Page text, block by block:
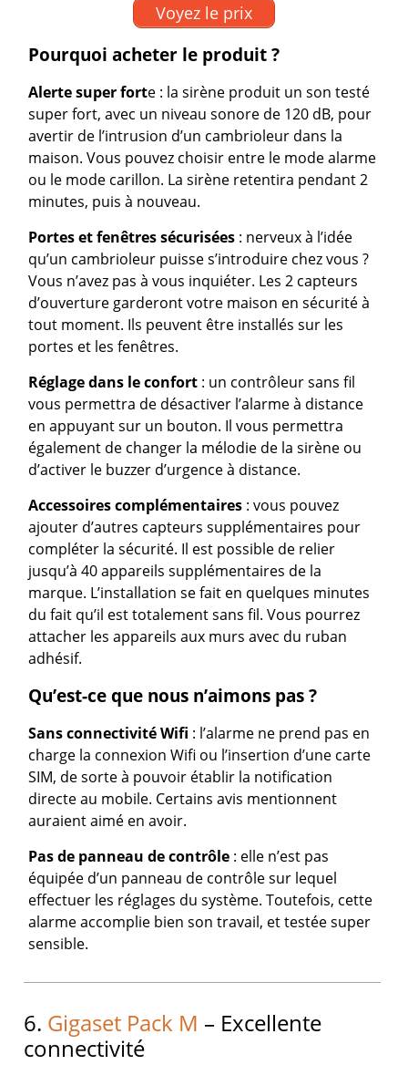
Voyez le prix
Pourquoi acheter le produit ?
Alerte super forte : la sirène produit un son testé
super fort, avec un niveau sonore de 120 dB, pour
avertir de l’intrusion d’un cambrioleur dans la
maison. Vous pouvez choisir entre le mode alarme
ou le mode carillon. La sirène retentira pendant 2
minutes, puis à nouveau.
Portes et fenêtres sécurisées : nerveux à l’idée
qu’un cambrioleur puisse s’introduire chez vous ?
Vous n’avez pas à vous inquiéter. Les 2 capteurs
d’ouverture garderont votre maison en sécurité à
tout moment. Ils peuvent être installés sur les
portes et les fenêtres.
Réglage dans le confort : un contrôleur sans fil
vous permettra de désactiver l’alarme à distance
en appuyant sur un bouton. Il vous permettra
également de changer la mélodie de la sirène ou
d’activer le buzzer d’urgence à distance.
Accessoires complémentaires : vous pouvez
ajouter d’autres capteurs supplémentaires pour
compléter la sécurité. Il est possible de relier
jusqu’à 40 appareils supplémentaires de la
marque. L’installation se fait en quelques minutes
du fait qu’il est totalement sans fil. Vous pourrez
attacher les appareils aux murs avec du ruban
adhésif.
Qu’est-ce que nous n’aimons pas ?
Sans connectivitéWifi : l’alarme ne prend pas en
charge la connexion Wifi ou l’insertion d’une carte
SIM, de sorte à pouvoir établir la notification
directe au mobile. Certains avis mentionnent
auraient aimé en avoir.
Pas de panneau de contrôle : elle n’est pas
équipée d’un panneau de contrôle sur lequel
effectuer les réglages du système. Toutefois, cette
alarme accomplie bien son travail, et testée super
sensible.
6. Gigaset Pack M – Excellente
connectivité